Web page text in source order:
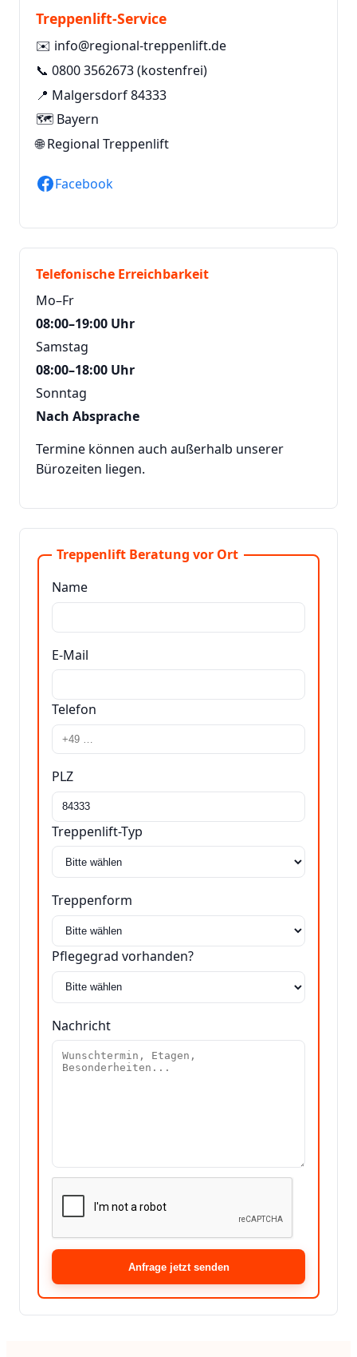
Treppenlift-Service
✉️ info@regional-treppenlift.de
📞 0800 3562673(kostenfrei)
📍 Malgersdorf 84333
🗺️ Bayern
🌐Regional Treppenlift
Facebook
Telefonische Erreichbarkeit
Mo–Fr
08:00–19:00 Uhr
Samstag
08:00–18:00 Uhr
Sonntag
Nach Absprache
Termine können auch außerhalb unserer
Bürozeiten liegen.
Treppenlift Beratung vor Ort
Name
E-Mail
Telefon
PLZ
Treppenlift-Typ
Treppenform
Pflegegrad vorhanden?
Nachricht
Anfrage jetzt senden